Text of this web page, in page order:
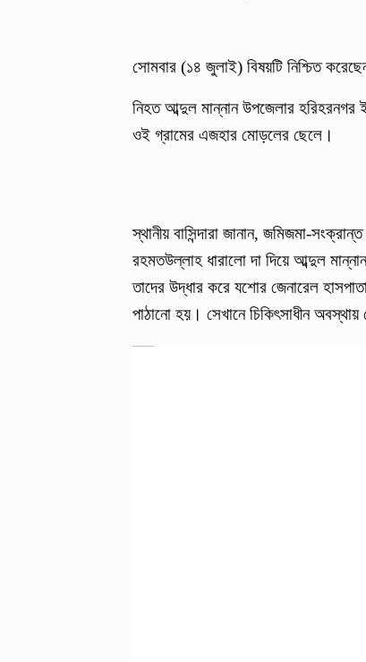
সোমবার (১৪ জুলাই) বিষয়টি নিশ্চিত
নিহত আব্দুল মান্নান উপজেলার হরিহরনগর
ওই গ্রামের এজহার মোড়লের ছেলে।
স্থানীয় বাসিন্দারা জানান, জমিজমা-
রহমতউল্লাহ ধারালো দা দিয়ে আব্দুল
তাদের উদ্ধার করে যশোর জেনারেল
পাঠানো হয়। সেখানে চিকিৎসাধীন